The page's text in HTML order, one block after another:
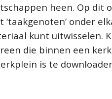
heen. Op dit
onder
kunt uitwisselen.
die binnen een
is te